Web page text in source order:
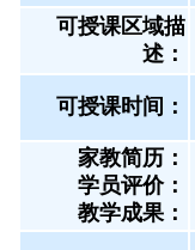
可授课区域描
述：
可授课时间：
家教简历：
学员评价：
教学成果：